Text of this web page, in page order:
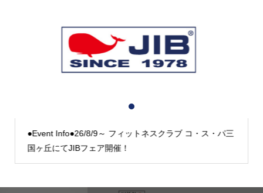
●Event Info●26/8/9～ フィットネスクラブ コ・ス・パ三
国ヶ丘にてJIBフェア開催！
2